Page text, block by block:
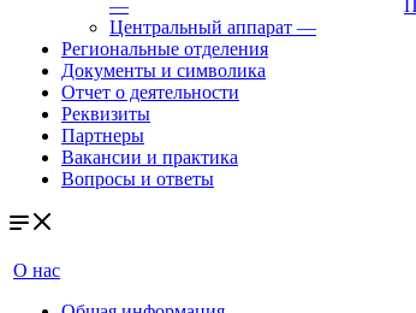
—
Центральный аппарат —
Региональные отделения
Документы и символика
Отчет о деятельности
Реквизиты
Партнеры
Вакансии и практика
Вопросы и ответы
О нас